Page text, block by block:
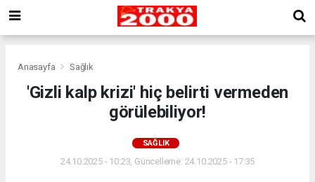
Anasayfa Sağlık
'Gizli kalp krizi' hiç belirti vermeden
görülebiliyor!
SAĞLIK
24.10.2025 - 10:23, Güncelleme: 24.10.2025 - 17:35